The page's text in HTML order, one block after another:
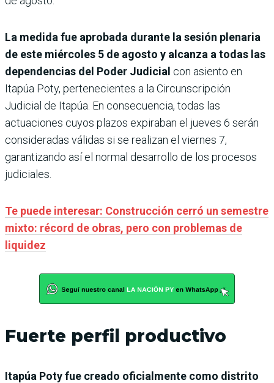
La medida fue aprobada durante la sesión plenaria
de este miércoles 5 de agosto y alcanza a todas las
dependencias del Poder Judicial con asiento en
Itapúa Poty, pertenecientes a la Circunscripción
Judicial de Itapúa. En consecuencia, todas las
actuaciones cuyos plazos expiraban el jueves 6 serán
consideradas válidas si se realizan el viernes 7,
garantizando así el normal desarrollo de los procesos
judiciales.
Te puede interesar: Construcción cerró un semestre
mixto: récord de obras, pero con problemas de
liquidez
Fuerte perfil productivo
Itapúa Poty fue creado oficialmente como distrito